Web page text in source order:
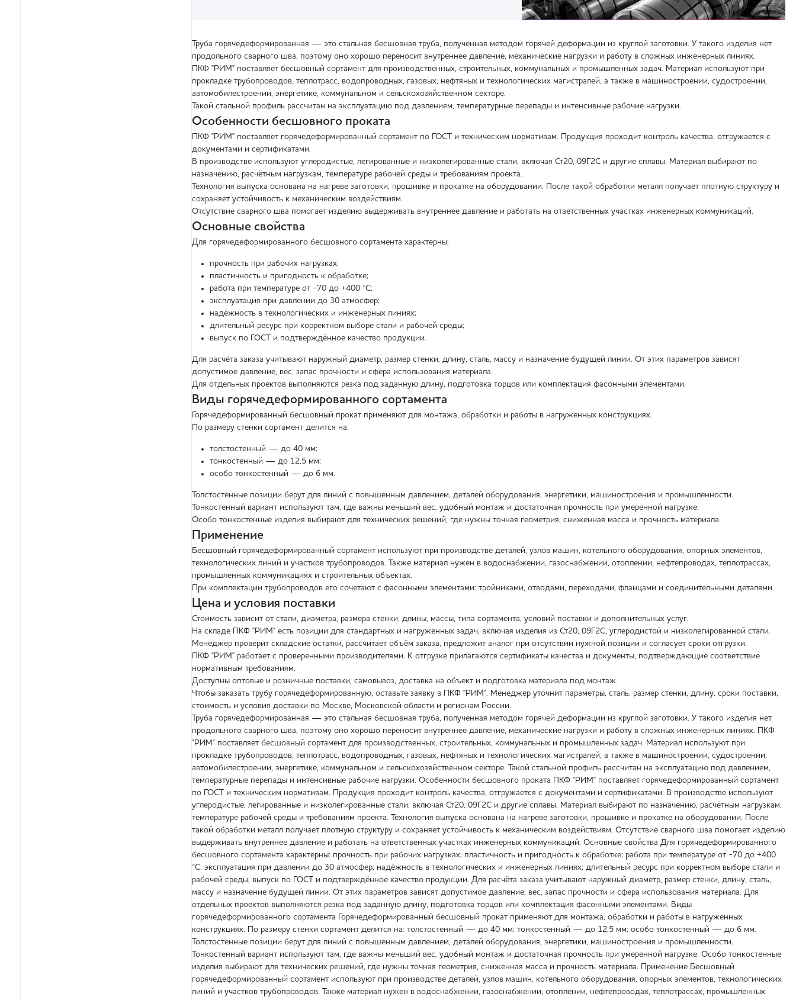
Труба горячедеформированная — это стальная бесшовная труба, полученная методом горячей деформации из круглой заготовки. У такого изделия нет
продольного сварного шва, поэтому оно хорошо переносит внутреннее давление, механические нагрузки и работу в сложных инженерных линиях.
ПКФ "РИМ" поставляет бесшовный сортамент для производственных, строительных, коммунальных и промышленных задач. Материал используют при
прокладке трубопроводов, теплотрасс, водопроводных, газовых, нефтяных и технологических магистралей, а также в машиностроении, судостроении,
автомобилестроении, энергетике, коммунальном и сельскохозяйственном секторе.
Такой стальной профиль рассчитан на эксплуатацию под давлением, температурные перепады и интенсивные рабочие нагрузки.
Особенности бесшовного проката
ПКФ "РИМ" поставляет горячедеформированный сортамент по ГОСТ и техническим нормативам. Продукция проходит контроль качества, отгружается с
документами и сертификатами.
В производстве используют углеродистые, легированные и низколегированные стали, включая Ст20, 09Г2С и другие сплавы. Материал выбирают по
назначению, расчётным нагрузкам, температуре рабочей среды и требованиям проекта.
Технология выпуска основана на нагреве заготовки, прошивке и прокатке на оборудовании. После такой обработки металл получает плотную структуру и
сохраняет устойчивость к механическим воздействиям.
Отсутствие сварного шва помогает изделию выдерживать внутреннее давление и работать на ответственных участках инженерных коммуникаций.
Основные свойства
Для горячедеформированного бесшовного сортамента характерны:
прочность при рабочих нагрузках;
пластичность и пригодность к обработке;
работа при температуре от -70 до +400 °C;
эксплуатация при давлении до 30 атмосфер;
надёжность в технологических и инженерных линиях;
длительный ресурс при корректном выборе стали и рабочей среды;
выпуск по ГОСТ и подтверждённое качество продукции.
Для расчёта заказа учитывают наружный диаметр, размер стенки, длину, сталь, массу и назначение будущей линии. От этих параметров зависят
допустимое давление, вес, запас прочности и сфера использования материала.
Для отдельных проектов выполняются резка под заданную длину, подготовка торцов или комплектация фасонными элементами.
Виды горячедеформированного сортамента
Горячедеформированный бесшовный прокат применяют для монтажа, обработки и работы в нагруженных конструкциях.
По размеру стенки сортамент делится на:
толстостенный — до 40 мм;
тонкостенный — до 12,5 мм;
особо тонкостенный — до 6 мм.
Толстостенные позиции берут для линий с повышенным давлением, деталей оборудования, энергетики, машиностроения и промышленности.
Тонкостенный вариант используют там, где важны меньший вес, удобный монтаж и достаточная прочность при умеренной нагрузке.
Особо тонкостенные изделия выбирают для технических решений, где нужны точная геометрия, сниженная масса и прочность материала.
Применение
Бесшовный горячедеформированный сортамент используют при производстве деталей, узлов машин, котельного оборудования, опорных элементов,
технологических линий и участков трубопроводов. Также материал нужен в водоснабжении, газоснабжении, отоплении, нефтепроводах, теплотрассах,
промышленных коммуникациях и строительных объектах.
При комплектации трубопроводов его сочетают с фасонными элементами: тройниками, отводами, переходами, фланцами и соединительными деталями.
Цена и условия поставки
Стоимость зависит от стали, диаметра, размера стенки, длины, массы, типа сортамента, условий поставки и дополнительных услуг.
На складе ПКФ "РИМ" есть позиции для стандартных и нагруженных задач, включая изделия из Ст20, 09Г2С, углеродистой и низколегированной стали.
Менеджер проверит складские остатки, рассчитает объём заказа, предложит аналог при отсутствии нужной позиции и согласует сроки отгрузки.
ПКФ "РИМ" работает с проверенными производителями. К отгрузке прилагаются сертификаты качества и документы, подтверждающие соответствие
нормативным требованиям.
Доступны оптовые и розничные поставки, самовывоз, доставка на объект и подготовка материала под монтаж.
Чтобы заказать трубу горячедеформированную, оставьте заявку в ПКФ "РИМ". Менеджер уточнит параметры, сталь, размер стенки, длину, сроки поставки,
стоимость и условия доставки по Москве, Московской области и регионам России.
Труба горячедеформированная — это стальная бесшовная труба, полученная методом горячей деформации из круглой заготовки. У такого изделия нет
продольного сварного шва, поэтому оно хорошо переносит внутреннее давление, механические нагрузки и работу в сложных инженерных линиях. ПКФ
"РИМ" поставляет бесшовный сортамент для производственных, строительных, коммунальных и промышленных задач. Материал используют при
прокладке трубопроводов, теплотрасс, водопроводных, газовых, нефтяных и технологических магистралей, а также в машиностроении, судостроении,
автомобилестроении, энергетике, коммунальном и сельскохозяйственном секторе. Такой стальной профиль рассчитан на эксплуатацию под давлением,
температурные перепады и интенсивные рабочие нагрузки. Особенности бесшовного проката ПКФ "РИМ" поставляет горячедеформированный сортамент
по ГОСТ и техническим нормативам. Продукция проходит контроль качества, отгружается с документами и сертификатами. В производстве используют
углеродистые, легированные и низколегированные стали, включая Ст20, 09Г2С и другие сплавы. Материал выбирают по назначению, расчётным нагрузкам,
температуре рабочей среды и требованиям проекта. Технология выпуска основана на нагреве заготовки, прошивке и прокатке на оборудовании. После
такой обработки металл получает плотную структуру и сохраняет устойчивость к механическим воздействиям. Отсутствие сварного шва помогает изделию
выдерживать внутреннее давление и работать на ответственных участках инженерных коммуникаций. Основные свойства Для горячедеформированного
бесшовного сортамента характерны: прочность при рабочих нагрузках; пластичность и пригодность к обработке; работа при температуре от -70 до +400
°C; эксплуатация при давлении до 30 атмосфер; надёжность в технологических и инженерных линиях; длительный ресурс при корректном выборе стали и
рабочей среды; выпуск по ГОСТ и подтверждённое качество продукции. Для расчёта заказа учитывают наружный диаметр, размер стенки, длину, сталь,
массу и назначение будущей линии. От этих параметров зависят допустимое давление, вес, запас прочности и сфера использования материала. Для
отдельных проектов выполняются резка под заданную длину, подготовка торцов или комплектация фасонными элементами. Виды
горячедеформированного сортамента Горячедеформированный бесшовный прокат применяют для монтажа, обработки и работы в нагруженных
конструкциях. По размеру стенки сортамент делится на: толстостенный — до 40 мм; тонкостенный — до 12,5 мм; особо тонкостенный — до 6 мм.
Толстостенные позиции берут для линий с повышенным давлением, деталей оборудования, энергетики, машиностроения и промышленности.
Тонкостенный вариант используют там, где важны меньший вес, удобный монтаж и достаточная прочность при умеренной нагрузке. Особо тонкостенные
изделия выбирают для технических решений, где нужны точная геометрия, сниженная масса и прочность материала. Применение Бесшовный
горячедеформированный сортамент используют при производстве деталей, узлов машин, котельного оборудования, опорных элементов, технологических
линий и участков трубопроводов. Также материал нужен в водоснабжении, газоснабжении, отоплении, нефтепроводах, теплотрассах, промышленных